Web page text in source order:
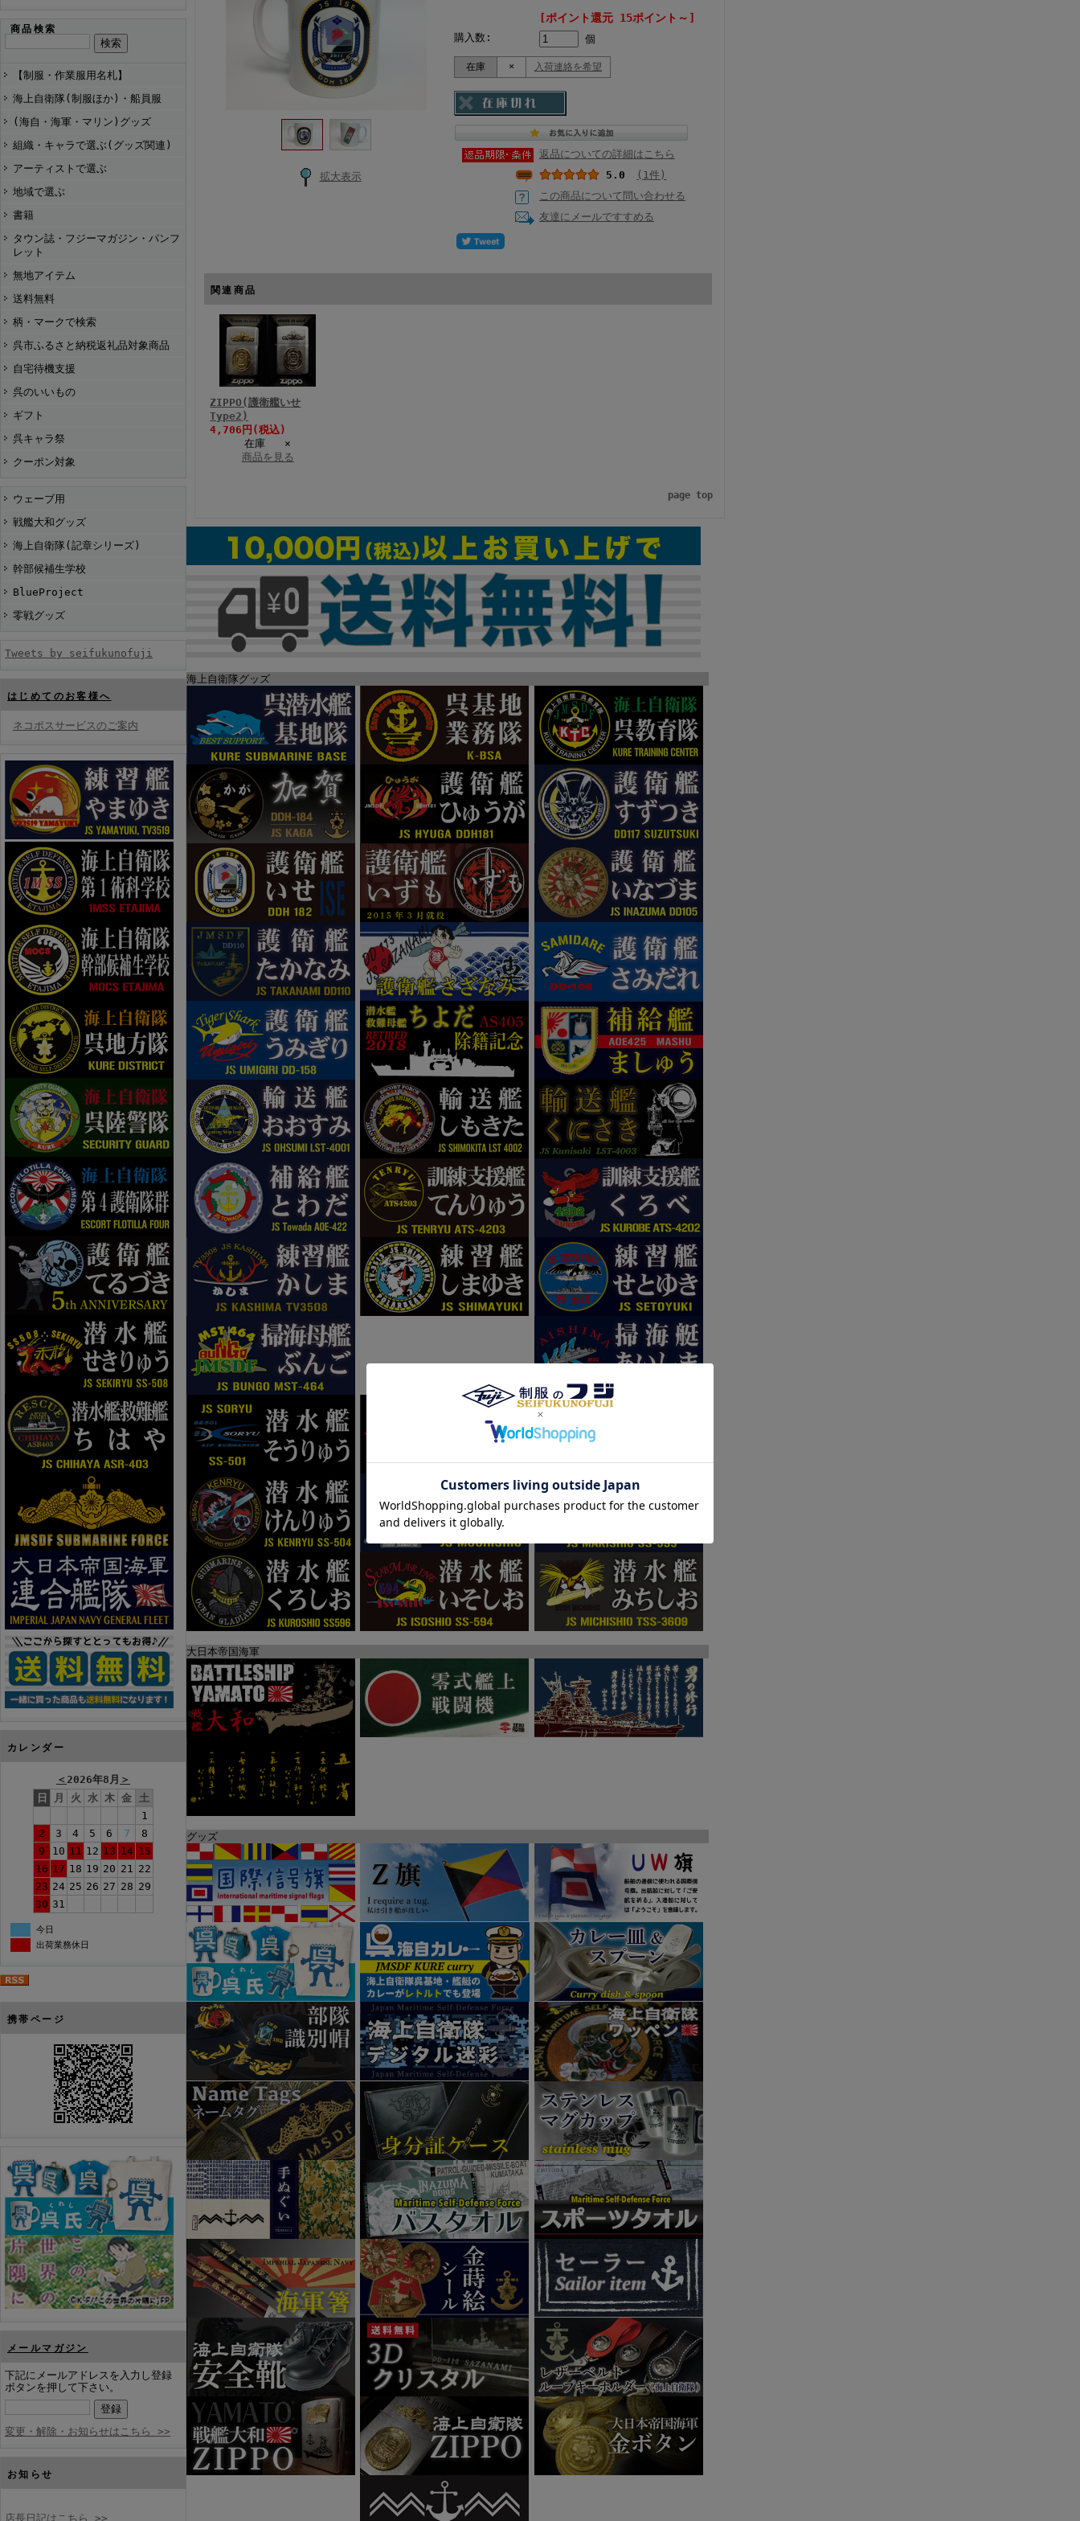
商品検索
【制服・作業服用名札】
海上自衛隊(制服ほか)・船員服
(海自・海軍・マリン)グッズ
組織・キャラで選ぶ(グッズ関連)
アーティストで選ぶ
地域で選ぶ
書籍
タウン誌・フジーマガジン・パンフ
レット
無地アイテム
送料無料
柄・マークで検索
呉市ふるさと納税返礼品対象商品
自宅待機支援
呉のいいもの
ギフト
呉キャラ祭
クーポン対象
ウェーブ用
戦艦大和グッズ
海上自衛隊(記章シリーズ)
幹部候補生学校
BlueProject
零戦グッズ
Tweets by seifukunofuji
はじめてのお客様へ
ネコポスサービスのご案内
カレンダー
＜ 2026年8月 ＞
日
月 火 水 木 金 土
1
2
3 4 5 6 7
8
9
10 11 12 13 14 15
16 17 18 19 20 21 22
23 24 25 26 27 28 29
30 31
今日
出荷業務休日
携帯ページ
メールマガジン
下記にメールアドレスを入力し登録
ボタンを押して下さい。
変更・解除・お知らせはこちら >>
お知らせ
店長日記はこちら >>
拡大表示
[ポイント還元 15ポイント～]
購入数: 個
在庫 × 入荷連絡を希望
返品についての詳細はこちら
5.0
(1件)
この商品について問い合わせる
友達にメールですすめる
関連商品
ZIPPO(護衛艦いせ
Type2)
4,706円(税込)
在庫 ×
商品を見る
page top
海上自衛隊グッズ
大日本帝国海軍
グッズ